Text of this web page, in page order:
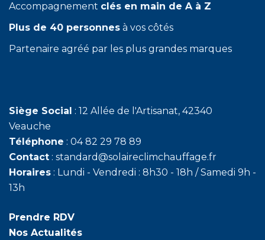
Accompagnement clés en main de A à Z
Plus de 40 personnes à vos côtés
Partenaire agréé par les plus grandes marques
Siège Social : 12 Allée de l'Artisanat, 42340
Veauche
Téléphone : 04 82 29 78 89
Contact : standard@solaireclimchauffage.fr
Horaires : Lundi - Vendredi : 8h30 - 18h / Samedi 9h -
13h
Prendre RDV
Nos Actualités